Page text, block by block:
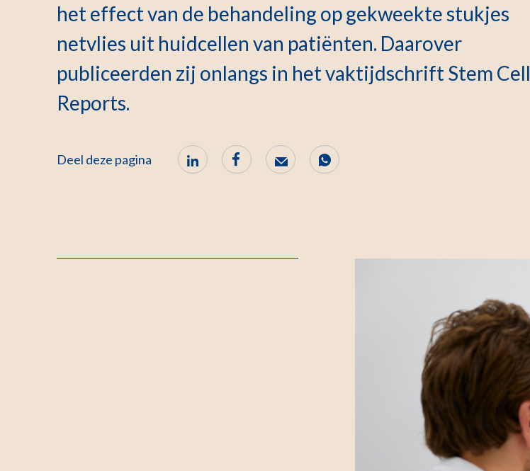
het effect van de behandeling op gekweekte stukjes
netvlies uit huidcellen van patiënten. Daarover
publiceerden zij onlangs in het vaktijdschrift Stem Cell
Reports.
Deel deze pagina